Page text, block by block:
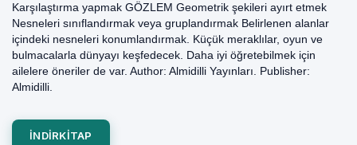
Karşılaştırma yapmak GÖZLEM Geometrik şekileri ayırt etmek
Nesneleri sınıflandırmak veya gruplandırmak Belirlenen alanlar
içindeki nesneleri konumlandırmak. Küçük meraklılar, oyun ve
bulmacalarla dünyayı keşfedecek. Daha iyi öğretebilmek için
ailelere öneriler de var. Author: Almidilli Yayınları. Publisher:
Almidilli.
INDIRKITAP